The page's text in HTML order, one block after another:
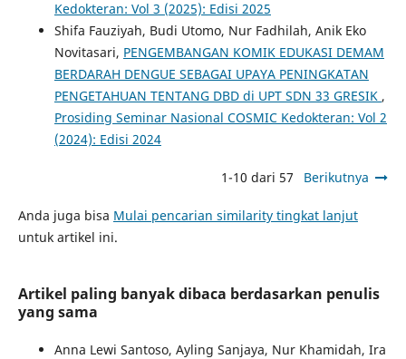
Kedokteran: Vol 3 (2025): Edisi 2025
Shifa Fauziyah, Budi Utomo, Nur Fadhilah, Anik Eko
Novitasari, PENGEMBANGAN KOMIK EDUKASI DEMAM
BERDARAH DENGUE SEBAGAI UPAYA PENINGKATAN
PENGETAHUAN TENTANG DBD di UPT SDN 33 GRESIK ,
Prosiding Seminar Nasional COSMIC Kedokteran: Vol 2
(2024): Edisi 2024
1-10 dari 57 Berikutnya
Anda juga bisa Mulai pencarian similarity tingkat lanjut
untuk artikel ini.
Artikel paling banyak dibaca berdasarkan penulis
yang sama
Anna Lewi Santoso, Ayling Sanjaya, Nur Khamidah, Ira